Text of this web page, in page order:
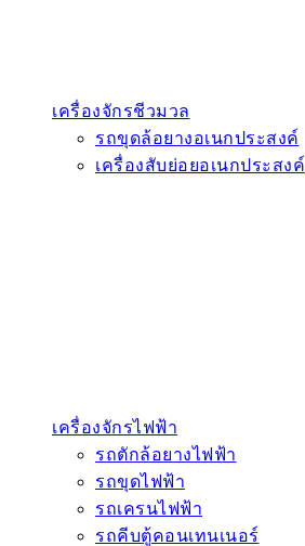
เครื่องจักรชีวมวล
รถขุดล้อยางอเนกประสงค์
เครื่องสับย่อยอเนกประสงค์
เครื่องจักรไฟฟ้า
รถตักล้อยางไฟฟ้า
รถขุดไฟฟ้า
รถเครนไฟฟ้า
รถคีบตู้คอนเทนเนอร์